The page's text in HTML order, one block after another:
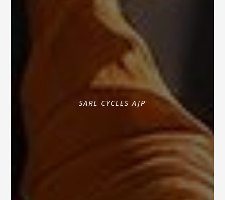
SARL CYCLES AJP